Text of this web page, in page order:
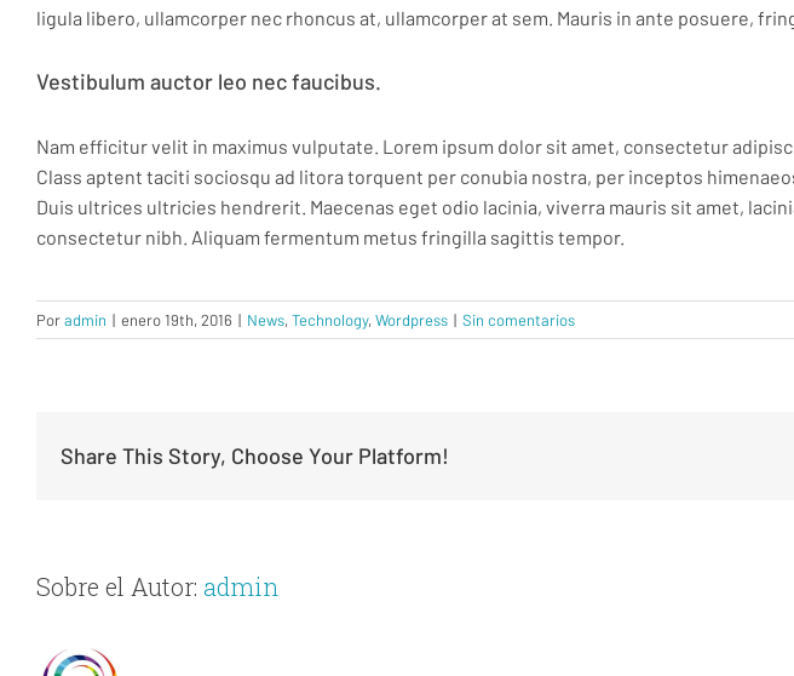
ligula libero, ullamcorper nec rhoncus at, ullamcorper at sem. Mauris in ante posuere,
Vestibulum auctor leo nec faucibus.
Nam efficitur velit in maximus vulputate. Lorem ipsum dolor sit amet, consectetur
Class aptent taciti sociosqu ad litora torquent per conubia nostra, per inceptos
Duis ultrices ultricies hendrerit. Maecenas eget odio lacinia, viverra mauris sit amet,
consectetur nibh. Aliquam fermentum metus fringilla sagittis tempor.
Poradmin | enero 19th, 2016 | News,Technology,Wordpress | Sin comentarios
Share This Story, Choose Your Platform!
Sobre el Autor: admin